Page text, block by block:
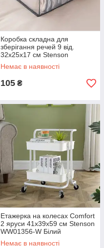
Коробка складна для
зберігання речей 9 від.
32х25х17 см Stenson
3225179J VINYL
Немає в наявності
105 ₴
Етажерка на колесах Comfort
2 яруси 41x39x59 см Stenson
WW01356-W Білий
Немає в наявності